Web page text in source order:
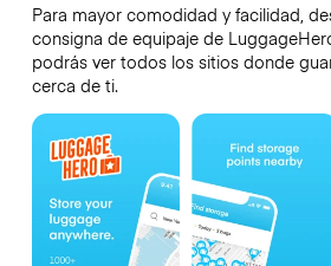
Para mayor comodidad y facilidad,
consigna de equipaje de
podrás ver todos los sitios donde
cerca de ti.